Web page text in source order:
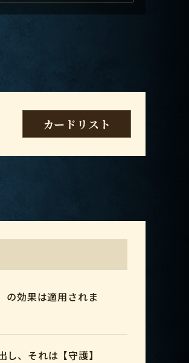
カードリスト
の効果は適用されま
、それは【守護】